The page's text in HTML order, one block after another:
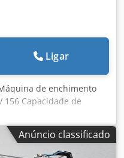
Ligar
de enchimento
156 Capacidade de
automático de
de selagem de
diretamente da
Anúncio classificado